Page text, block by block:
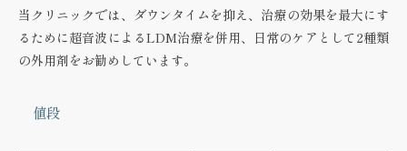
当クリニックでは、ダウンタイムを抑え、治療の効果を最大にす
るために超音波によるLDM治療を併用、日常のケアとして2種類
の外用剤をお勧めしています。
値段